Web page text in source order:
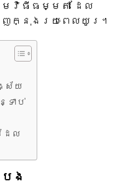
វិធីធម្មតា ដែល
ញក្នុងរយៈពេលយូរ។
ស័យ
ទាប់
ែល
បង